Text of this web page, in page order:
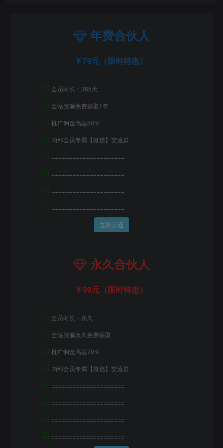
年费合伙人
79元（限时特惠）
☑ 会员时长：365天
☑ 全站资源免费获取1年
☑ 推广佣金高达50％
☑ 内部会员专属【微信】交流群
☑ =====================
☑ =====================
☑ =====================
☑ =====================
立即开通
永久合伙人
99元（限时特惠）
☑ 会员时长：永久
☑ 全站资源永久免费获取
☑ 推广佣金高达70％
☑ 内部会员专属【微信】交流群
☑ =====================
☑ =====================
☑ =====================
☑ =====================